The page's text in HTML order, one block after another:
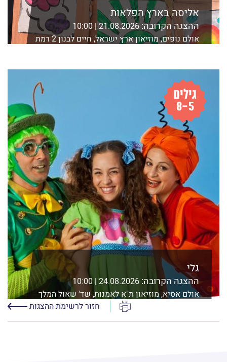
אליסה בארץ הפלאות
ההצגה הקרובה: 21.08.2026 | 10:00
אולם נופים, מוזיאון ארץ ישראל, חיים לבנון 2 רמת
גלי
ההצגה הקרובה: 24.08.2026 | 10:00
אולם אסיא, מוזיאון ת"א לאמנות, שד' שאול המלך
לפרטים נוספים ורכישה
חזור לרשימת ההצגות